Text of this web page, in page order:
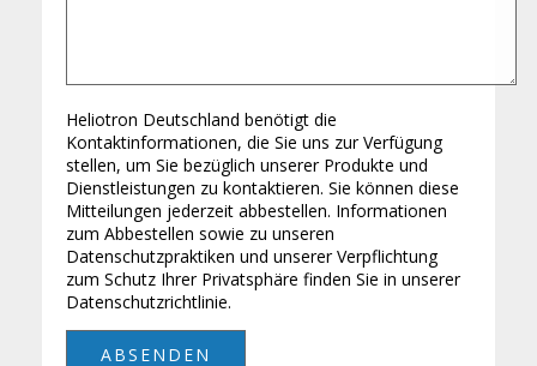
Heliotron Deutschland benötigt die
Kontaktinformationen, die Sie uns zur Verfügung
stellen, um Sie bezüglich unserer Produkte und
Dienstleistungen zu kontaktieren. Sie können diese
Mitteilungen jederzeit abbestellen. Informationen
zum Abbestellen sowie zu unseren
Datenschutzpraktiken und unserer Verpflichtung
zum Schutz Ihrer Privatsphäre finden Sie in unserer
Datenschutzrichtlinie.